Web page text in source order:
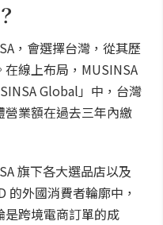
，會選擇台灣，從其歷
線上布局，MUSINSA
Global」中，台灣
業額在過去三年內繳
旗下各大選品店以及
的外國消費者輪廓中，
是跨境電商訂單的成